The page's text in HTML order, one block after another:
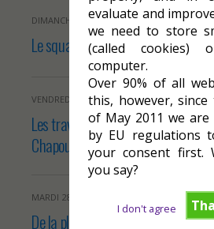
evaluate and
we need to store
(called cookies)
computer.
Over 90% of all
this, however, since
of May 2011 we are
by EU regulations
your consent first.
you say?
I don't agree
DIMANCHE 2 JUIN 2024
Le squat de Gens du Voyage à
VENDREDI 26 AVRIL 2024
Les travaux de rénovation de la
Chapou et de la place Galdemar à
MARDI 28 MARS 2023
De la place Chapou dans le